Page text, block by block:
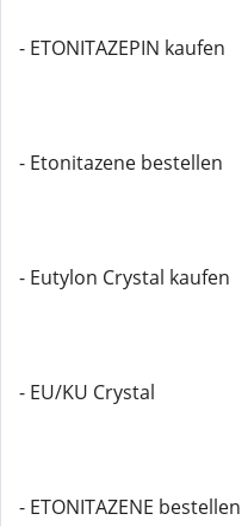
- ETONITAZEPIN kaufen
- Etonitazene bestellen
- Eutylon Crystal kaufen
- EU/KU Crystal
- ETONITAZENE bestellen